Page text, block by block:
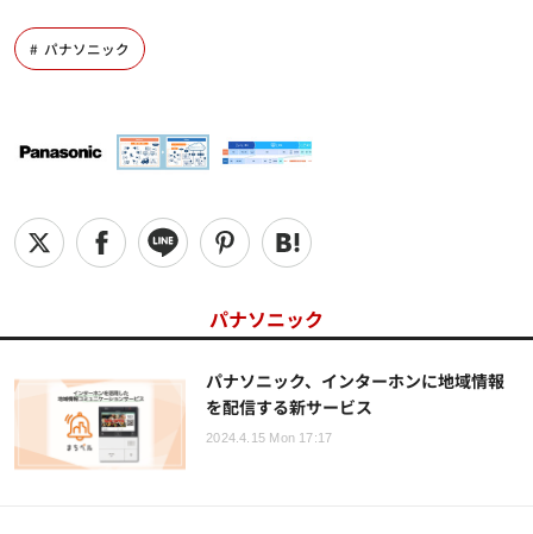
パナソニック
パナソニック
パナソニック、インターホンに地域情報
を配信する新サービス
2024.4.15 Mon 17:17